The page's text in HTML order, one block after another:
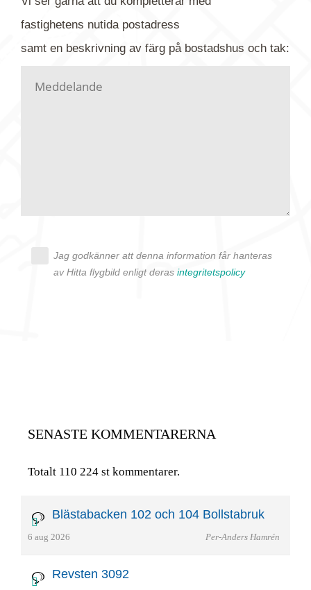
kontaktar dig så fort vi kan, givetvis utan
fastighetens nutidapostadress
samt en beskrivning av färg på bostadshus och tak:
Jag godkänner att denna information får hanteras
av Hitta flygbild enligt deras integritetspolicy
SENASTE KOMMENTARERNA
Totalt 110 224 st kommentarer.
Blästabacken 102 och 104 Bollstabruk
6 aug 2026 Per-Anders Hamrén
Revsten 3092